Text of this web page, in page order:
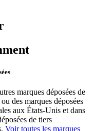
marques déposées de
des marques déposées
aux États-Unis et dans
de tiers
Voir toutes les marques